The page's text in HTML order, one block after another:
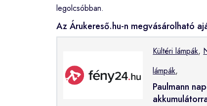
legolcsóbban.
Az Árukereső.hu-n megvásárolható
Kültéri lámpák,
lámpák,
Paulmann